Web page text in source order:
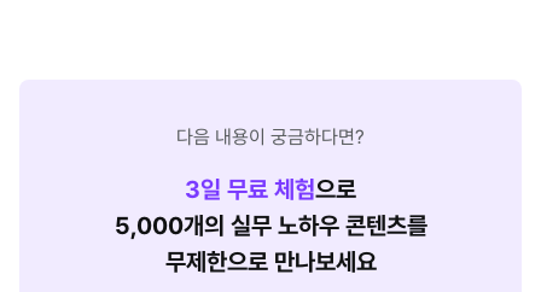
다음 내용이 궁금하다면?
3일 무료 체험으로
5,000개의 실무 노하우 콘텐츠를
무제한으로 만나보세요